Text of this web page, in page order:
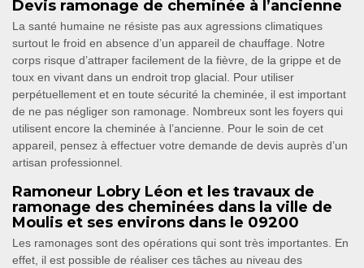
Devis ramonage de cheminée à l’ancienne
La santé humaine ne résiste pas aux agressions climatiques
surtout le froid en absence d’un appareil de chauffage. Notre
corps risque d’attraper facilement de la fièvre, de la grippe et de
toux en vivant dans un endroit trop glacial. Pour utiliser
perpétuellement et en toute sécurité la cheminée, il est important
de ne pas négliger son ramonage. Nombreux sont les foyers qui
utilisent encore la cheminée à l’ancienne. Pour le soin de cet
appareil, pensez à effectuer votre demande de devis auprès d’un
artisan professionnel.
Ramoneur Lobry Léon et les travaux de
ramonage des cheminées dans la ville de
Moulis et ses environs dans le 09200
Les ramonages sont des opérations qui sont très importantes. En
effet, il est possible de réaliser ces tâches au niveau des